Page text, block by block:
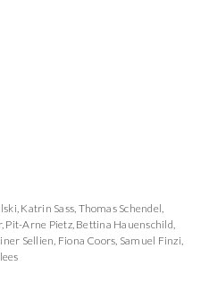
, Katrin Sass, Thomas Schendel,
, Pit-Arne Pietz, Bettina Hauenschild,
Sellien, Fiona Coors, Samuel Finzi,